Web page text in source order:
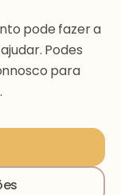
pode fazer a
Podes
para